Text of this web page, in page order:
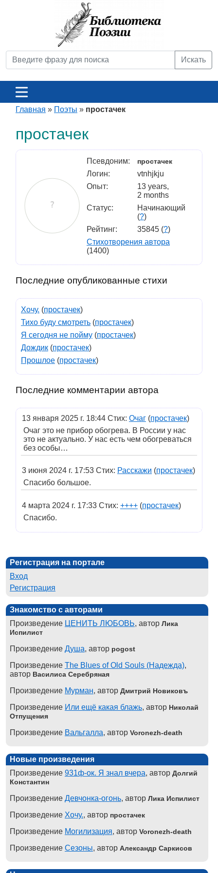
Искать
Главная » Поэты » простачек
простачек
Псевдоним: простачек
Логин:
vtnhjkju
Опыт:
13 years,
2 months
Статус:
Начинающий
(?)
Рейтинг:
35845 (?)
Стихотворения автора
(1400)
Последние опубликованные стихи
Хочу. (простачек)
Тихо буду смотреть (простачек)
Я сегодня не пойму (простачек)
Дождик (простачек)
Прошлое (простачек)
Последние комментарии автора
13 января 2025 г. 18:44 Стих: Очаг (простачек)
Очаг это не прибор обогрева. В России у нас
это не актуально. У нас есть чем обогреваться
без особы…
3 июня 2024 г. 17:53 Стих: Расскажи (простачек)
Спасибо большое.
4 марта 2024 г. 17:33 Стих: ++++ (простачек)
Спасибо.
Регистрация на портале
Вход
Регистрация
Знакомство с авторами
Произведение ЦЕНИТЬ ЛЮБОВЬ, автор Лика
Испилист
Произведение Душа, автор pogost
Произведение The Blues of Old Souls (Надежда),
автор Василиса Серебряная
Произведение Мурман, автор Дмитрий Новиковъ
Произведение Или ещё какая блажь, автор Николай
Отпущения
Произведение Вальгалла, автор Voronezh-death
Новые произведения
Произведение 931ф-ок. Я знал вчера, автор Долгий
Константин
Произведение Девчонка-огонь, автор Лика Испилист
Произведение Хочу., автор простачек
Произведение Могилизация, автор Voronezh-death
Произведение Сезоны, автор Александр Саркисов